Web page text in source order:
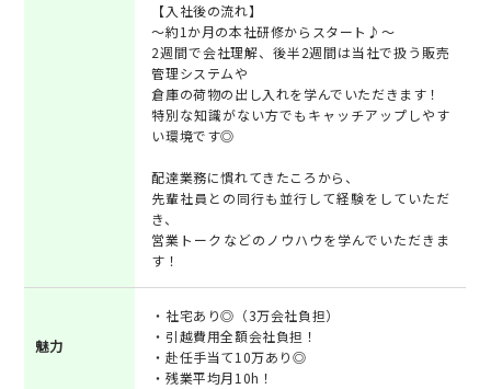
【入社後の流れ】
～約1か月の本社研修からスタート♪～
2週間で会社理解、後半2週間は当社で扱う販売
管理システムや
倉庫の荷物の出し入れを学んでいただきます！
特別な知識がない方でもキャッチアップしやす
い環境です◎
配達業務に慣れてきたころから、
先輩社員との同行も並行して経験をしていただ
き、
営業トークなどのノウハウを学んでいただきま
す！
魅力
・社宅あり◎（3万会社負担）
・引越費用全額会社負担！
・赴任手当て10万あり◎
・残業平均月10h！